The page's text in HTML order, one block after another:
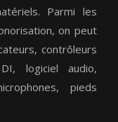
Parmi les
on peut
contrôleurs
logiciel audio,
pieds